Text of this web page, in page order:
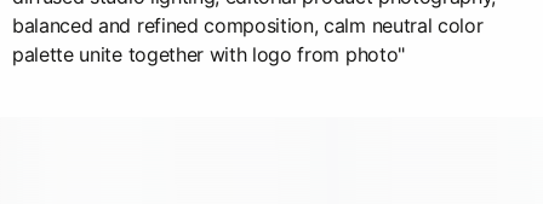
balanced and refined composition, calm neutral color
palette unite together with logo from photo"